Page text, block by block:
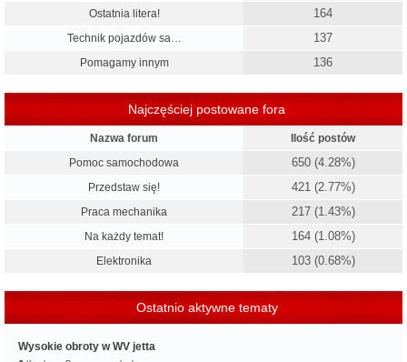
Ostatnia litera! 164
Technik pojazdów sa… 137
Pomagamy innym 136
Najczęściej postowane fora
Nazwa forum
Ilość postów
Pomoc samochodowa
650 (4.28%)
Przedstaw się! 421 (2.77%)
Praca mechanika 217 (1.43%)
Na każdy temat! 164 (1.08%)
Elektronika 103 (0.68%)
Ostatnio aktywne tematy
Wysokie obroty w WV jetta